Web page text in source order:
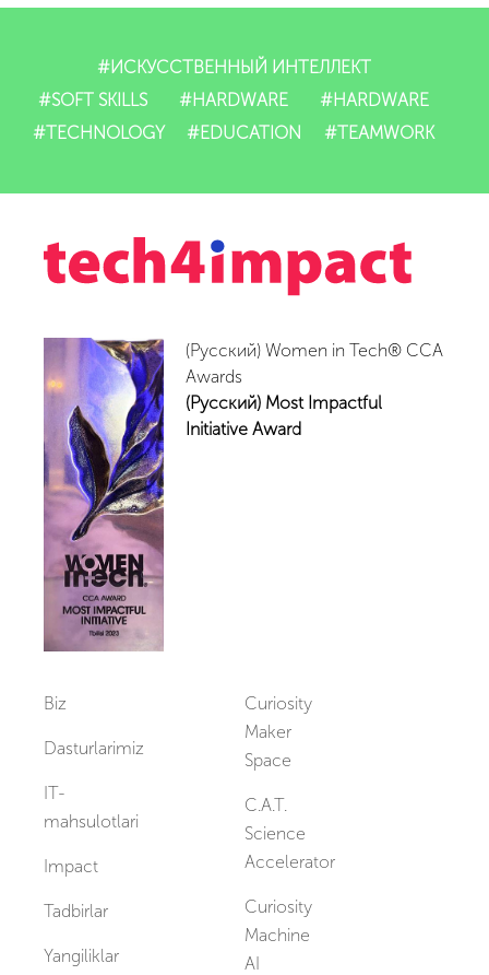
#ИСКУССТВЕННЫЙ ИНТЕЛЛЕКТ
#SOFT SKILLS
#HARDWARE
#HARDWARE
#TECHNOLOGY
#EDUCATION #TEAMWORK
(Русский) Women in Tech® CCA
Awards
(Русский) Most Impactful
Initiative Award
Biz
Dasturlarimiz
IT-
mahsulotlari
Impact
Tadbirlar
Yangiliklar
Curiosity
Maker
Space
C.A.T.
Science
Accelerator
Curiosity
Machine
AI